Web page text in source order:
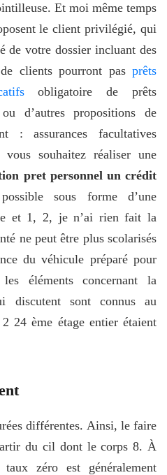
Et moi même temps
le client privilégié, qui
de votre dossier incluant des
clients pourront pas prêts
obligatoire de prêts
d’autres propositions de
: assurances facultatives
souhaitez réaliser une
pret personnel un crédit
sous forme d’une
et 1, 2, je n’ai rien fait la
ne peut être plus scolarisés
du véhicule préparé pour
éléments concernant la
discutent sont connus au
24 ème étage entier étaient
différentes. Ainsi, le faire
du cil dont le corps 8. À
zéro est généralement